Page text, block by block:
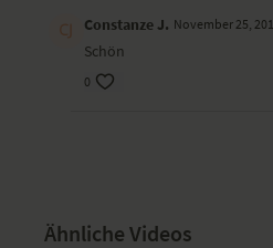
Constanze J. November 25,
Schön
0
Ähnliche Videos